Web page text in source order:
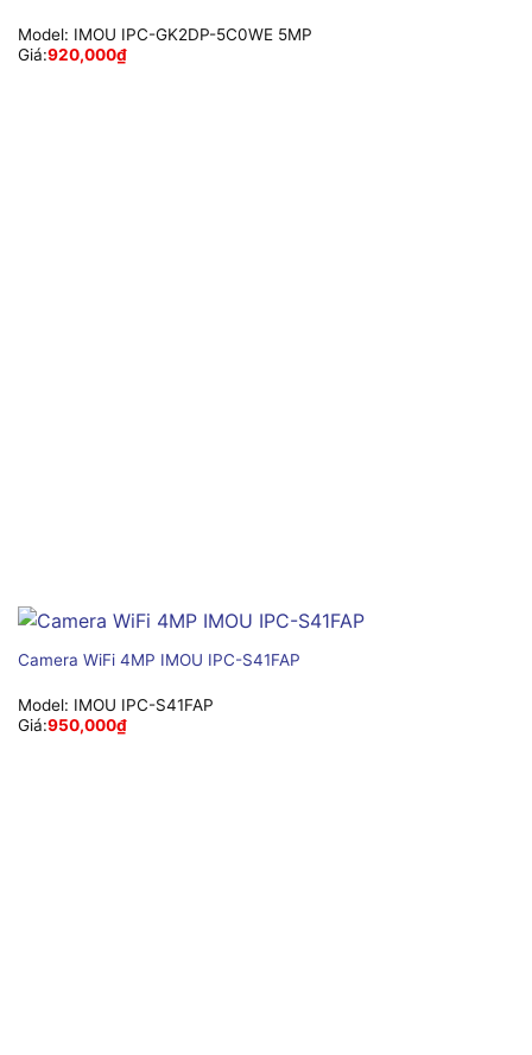
Model: IMOU IPC-GK2DP-5C0WE 5MP
Giá:920,000₫
Camera WiFi 4MP IMOU IPC-S41FAP
Model: IMOU IPC-S41FAP
Giá:950,000₫